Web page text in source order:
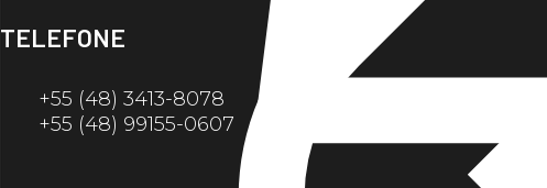
TELEFONE
+55 (48) 3413-8078
+55 (48) 99155-0607